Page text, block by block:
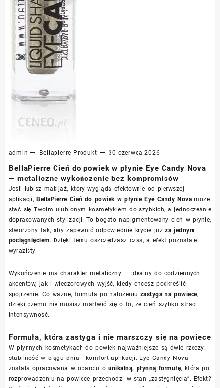
admin Bellapierre Produkt 30 czerwca 2026
BellaPierre Cień do powiek w płynie Eye Candy Nova
— metaliczne wykończenie bez kompromisów
Jeśli lubisz makijaż, który wygląda efektownie od pierwszej
aplikacji,BellaPierre Cień do powiek w płynie Eye Candy Nova może
stać się Twoim ulubionym kosmetykiem do szybkich, a jednocześnie
dopracowanych stylizacji. To bogato napigmentowany cień w płynie,
stworzony tak, aby zapewnić odpowiednie krycie jużza jednym
pociągnięciem. Dzięki temu oszczędzasz czas, a efekt pozostaje
wyrazisty.
Wykończenie ma charakter metaliczny — idealny do codziennych
akcentów, jak i wieczorowych wyjść, kiedy chcesz podkreślić
spojrzenie. Co ważne, formuła po nałożeniu zastyga na powiece,
dzięki czemu nie musisz martwić się o to, że cień szybko straci
intensywność.
Formuła, która zastyga i nie marszczy się na powiece
W płynnych kosmetykach do powiek najważniejsze są dwie rzeczy:
stabilność w ciągu dnia i komfort aplikacji. Eye Candy Nova
została opracowana w oparciu ounikalną, płynną formułę, która po
rozprowadzeniu na powiece przechodzi w stan „zastygnięcia”. Efekt?